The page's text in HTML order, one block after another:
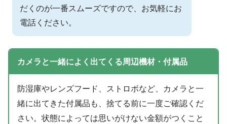
だくのが一番スムーズですので、お気軽にお
電話ください。
カメラと一緒によく出てくる周辺機材・付属品
防湿庫やレンズフード、ストロボなど、カメラと一
緒に出てきた付属品も、捨てる前に一度ご確認くだ
さい。状態によっては思いがけない金額がつくこと